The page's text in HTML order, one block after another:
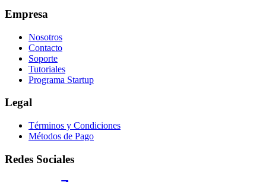
Empresa
Nosotros
Contacto
Soporte
Tutoriales
Programa Startup
Legal
Términos y Condiciones
Métodos de Pago
Redes Sociales